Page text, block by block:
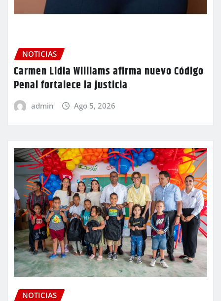
NOTICIAS
Carmen Lidia Williams afirma nuevo Código
Penal fortalece la justicia
admin Ago 5, 2026
NOTICIAS